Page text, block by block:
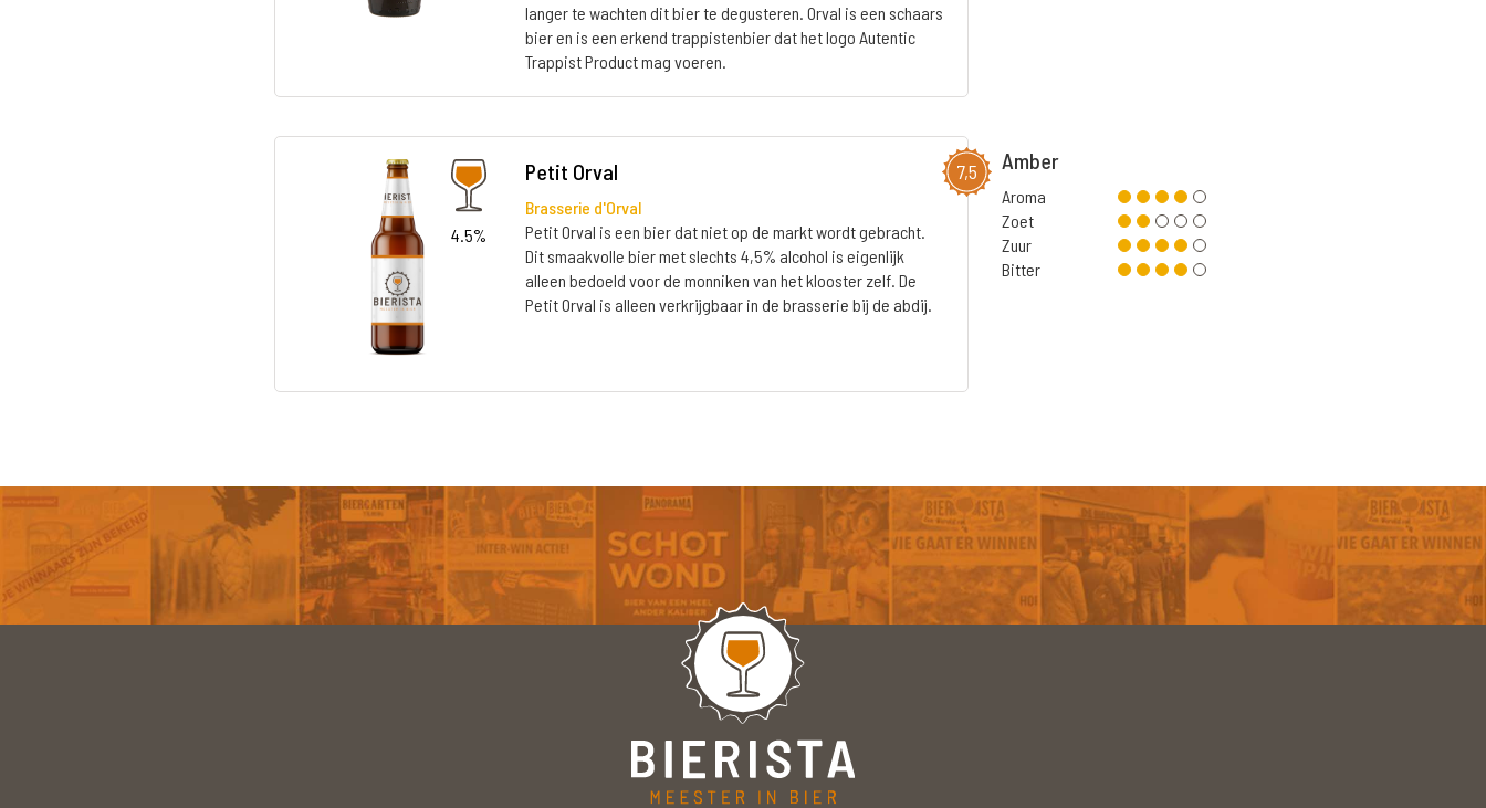
langer te wachten dit bier te degusteren. Orval is een schaars
bier en is een erkend trappistenbier dat het logo Autentic
Trappist Product mag voeren.
7,5
4.5%
Petit Orval
Brasserie d'Orval
Petit Orval is een bier dat niet op de markt wordt gebracht.
Dit smaakvolle bier met slechts 4,5% alcohol is eigenlijk
alleen bedoeld voor de monniken van het klooster zelf. De
Petit Orval is alleen verkrijgbaar in de brasserie bij de abdij.
Amber
Aroma
Zoet
Zuur
Bitter